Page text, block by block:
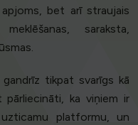
bet arī straujais
saraksta,
tikpat svarīgs kā
pārliecināti, ka viņiem ir
platformu, un